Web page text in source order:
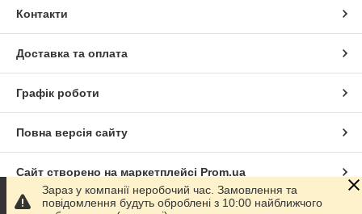
Контакти
Доставка та оплата
Графік роботи
Повна версія сайту
Сайт створено на маркетплейсі Prom.ua
Зараз у компанії неробочий час. Замовлення та
повідомлення будуть оброблені з 10:00 найближчого